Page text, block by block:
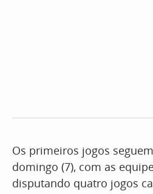
Os primeiros jogos
domingo (7), com as
disputando quatro jogos